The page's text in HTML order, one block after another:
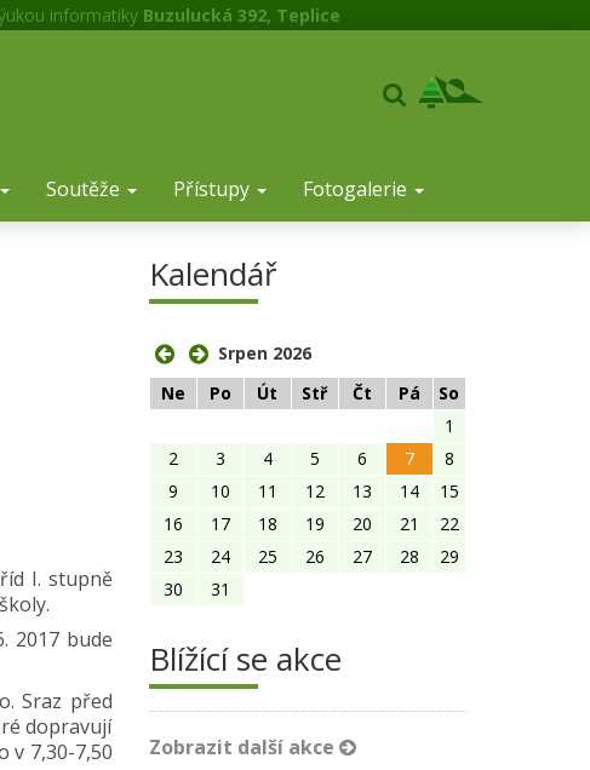
informatiky Buzulucká 392, Teplice
Soutěže Přístupy Fotogalerie
I. stupně
2017 bude
Sraz před
dopravují
v 7,30-7,50
Kalendář
Srpen 2026
Ne
Po Út Stř Čt Pá
So
1
2
3 4 5 6 7
8
9
10 11 12 13 14
15
16
17 18 19 20 21
22
23
24 25 26 27 28
29
30
31
Blížící se akce
Zobrazit další akce